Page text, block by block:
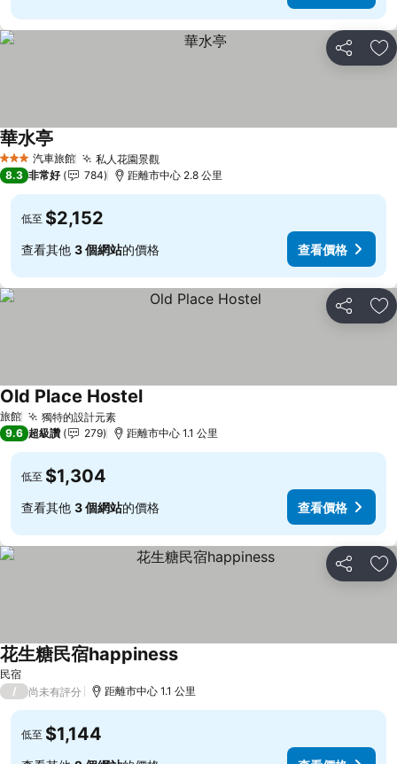
分享 加
3 星級 汽車旅館 私人花園景觀查看價格
華水亭
8.3 非常好 784 距離市中心 2.8 公里
低至 $2,152
查看其他 3 個網站的價格 查看價格
分享 加
旅館 獨特的設計元素查看價格
Old Place Hostel查看價格
9.6 超級讚 279 距離市中心 1.1 公里
低至 $1,304
查看其他 3 個網站的價格 查看價格
分享 加
民宿
花生糖民宿happiness查看價格
/ 尚未有評分 距離市中心 1.1 公里
低至 $1,144